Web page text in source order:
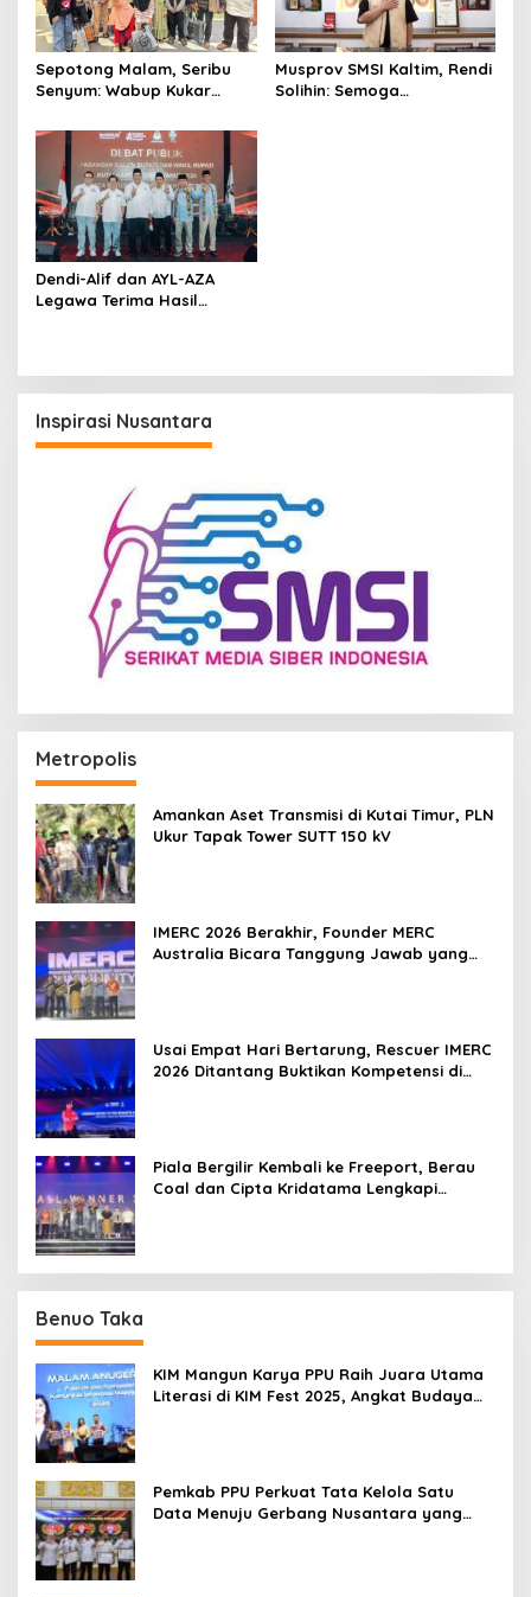
Sepotong Malam, Seribu
Senyum: Wabup Kukar
Kebahagiaan Sederhana
Bersama Anak
Berkebutuhan Khusus
Musprov SMSI Kaltim, Rendi
Solihin: Semoga
Dendi-Alif dan AYL-AZA
Legawa Terima Hasil
Inspirasi Nusantara
Metropolis
Amankan Aset Transmisi di Kutai Timur, PLN
Ukur Tapak Tower SUTT 150 kV
IMERC 2026 Berakhir, Founder MERC
Australia Bicara Tanggung Jawab yang
Usai Empat Hari Bertarung, Rescuer IMERC
2026 Ditantang Buktikan Kompetensi di
Piala Bergilir Kembali ke Freeport, Berau
Coal dan Cipta Kridatama Lengkapi
Benuo Taka
KIM Mangun Karya PPU Raih Juara Utama
Literasi di KIM Fest 2025, Angkat Budaya
Pemkab PPU Perkuat Tata Kelola Satu
Data Menuju Gerbang Nusantara yang